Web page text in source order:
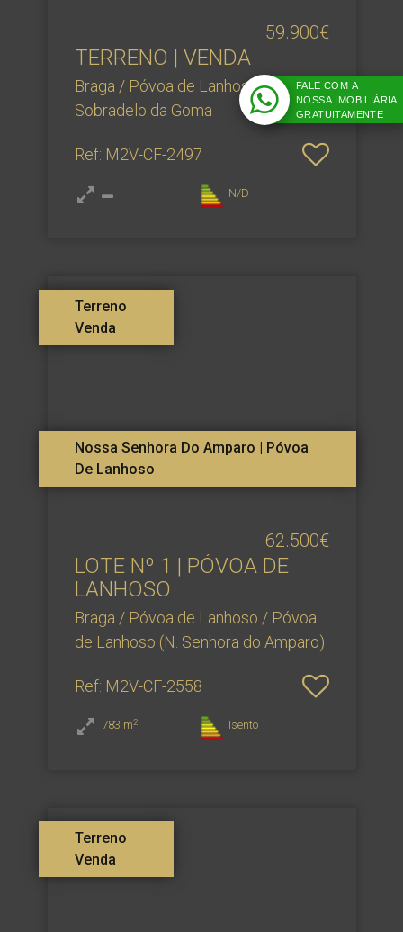
59.900€
TERRENO | VENDA
Braga / Póvoa de Lanhoso /
Sobradelo da Goma
Ref: M2V-CF-2497
N/D
Terreno
Venda
Nossa Senhora Do Amparo | Póvoa
De Lanhoso
62.500€
LOTE Nº 1 | PÓVOA DE
LANHOSO
Braga / Póvoa de Lanhoso / Póvoa
de Lanhoso (N. Senhora do Amparo)
Ref: M2V-CF-2558
783 m2 Isento
Terreno
Venda
FALE COM A
NOSSA IMOBILIÁRIA
GRATUITAMENTE